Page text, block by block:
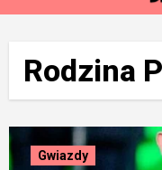
Rodzina
Gwiazdy